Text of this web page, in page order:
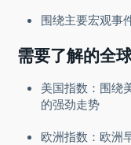
围绕主要宏观事
需要了解的全
美国指数：围绕
的强劲走势
欧洲指数：欧洲